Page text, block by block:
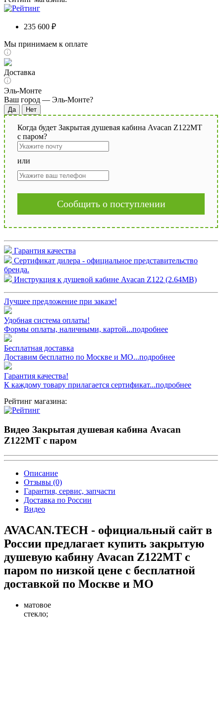
235 600 ₽
Мы принимаем к оплате
Доставка
Эль-Монте
Ваш город — Эль-Монте?
Когда будет Закрытая душевая кабина Avacan Z122MT
с паром?
или
Сообщить о поступлении
Гарантия качества
Сертификат дилера - официальное представительство
бренда.
Инструкция к душевой кабине Avacan Z122 (2.64MB)
Лучшее предложение при заказе!
Удобная система оплаты!
Формы оплаты, наличными, картой...подробнее
Бесплатная доставка
Доставим бесплатно по Москве и МО...подробнее
Гарантия качества!
К каждому товару прилагается сертификат...подробнее
Рейтинг магазина:
Видео Закрытая душевая кабина Avacan
Z122MT с паром
Описание
Отзывы (0)
Гарантия, сервис, запчасти
Доставка по России
Видео
AVACAN.TECH - официальный сайт в
России предлагает купить закрытую
душевую кабину Avacan Z122MT с
паром по низкой цене с бесплатной
доставкой по Москве и МО
матовое
стекло;